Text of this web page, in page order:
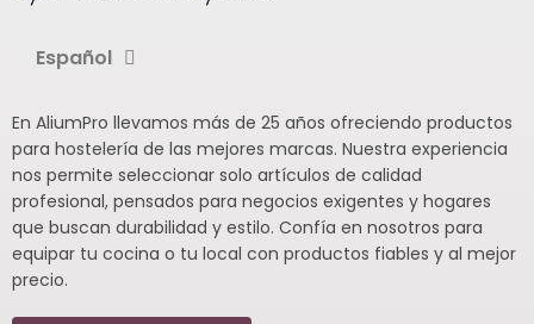
Español
En AliumPro llevamos más de 25 años ofreciendo productos
para hostelería de las mejores marcas. Nuestra experiencia
nos permite seleccionar solo artículos de calidad
profesional, pensados para negocios exigentes y hogares
que buscan durabilidad y estilo. Confía en nosotros para
equipar tu cocina o tu local con productos fiables y al mejor
precio.